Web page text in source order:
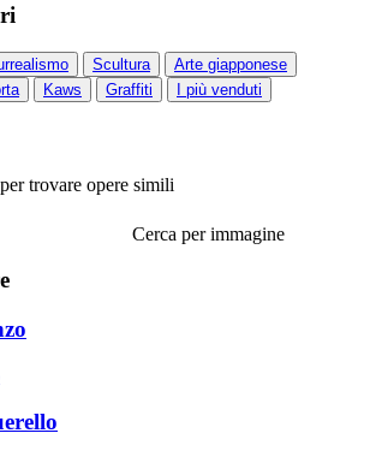
Scultura
Arte giapponese
Kaws Graffiti I più venduti
trovare opere simili
Cerca per immagine